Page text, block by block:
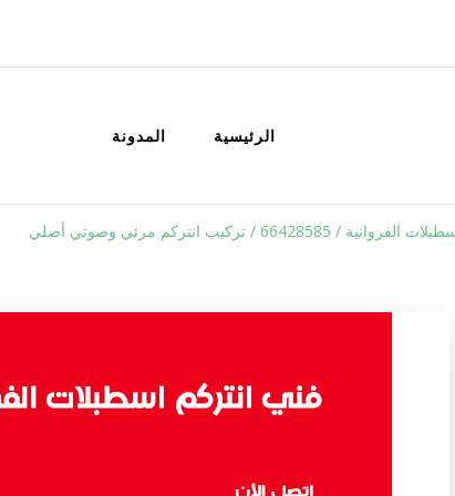
الرئيسية المدونة
66428585 / تركيب انتركم مرئي وصوتي أصلي